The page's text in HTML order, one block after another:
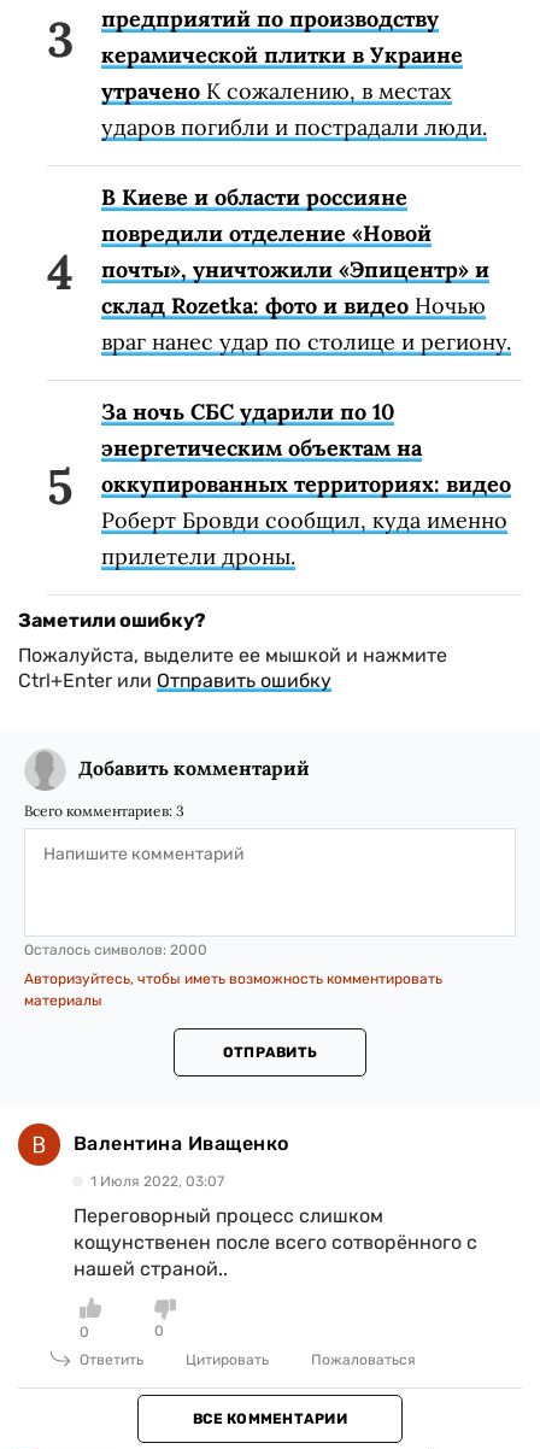
предприятий по производству
керамической плитки в Украине
утрачено К сожалению, в местах
ударов погибли и пострадали люди.
В Киеве и области россияне
повредили отделение «Новой
почты», уничтожили «Эпицентр» и
склад Rozetka: фото и видео Ночью
враг нанес удар по столице и региону.
За ночь СБС ударили по 10
энергетическим объектам на
оккупированных территориях: видео
Роберт Бровди сообщил, куда именно
прилетели дроны.
Заметили ошибку?
Пожалуйста, выделите ее мышкой и нажмите
Ctrl+Enter или Отправить ошибку
Добавить комментарий
Всего комментариев: 3
Осталось символов: 2000
Авторизуйтесь, чтобы иметь возможность комментировать
материалы
ОТПРАВИТЬ
Валентина Иващенко
1 Июля 2022, 03:07
Переговорный процесс слишком
кощунственен после всего сотворённого с
нашей страной..
0
0
Ответить
Цитировать Пожаловаться
ВСЕ КОММЕНТАРИИ